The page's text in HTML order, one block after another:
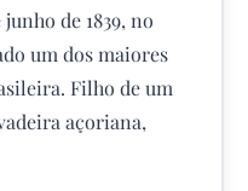
de 1839, no
um dos maiores
Filho de um
açoriana,